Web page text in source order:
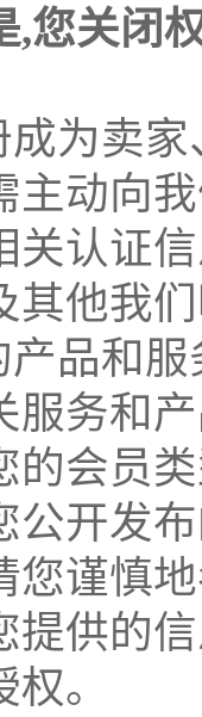
,您关闭
为卖
主动向
关认证
其他我
品和
服务和
的会员
公开发
您谨慎
提供的
。